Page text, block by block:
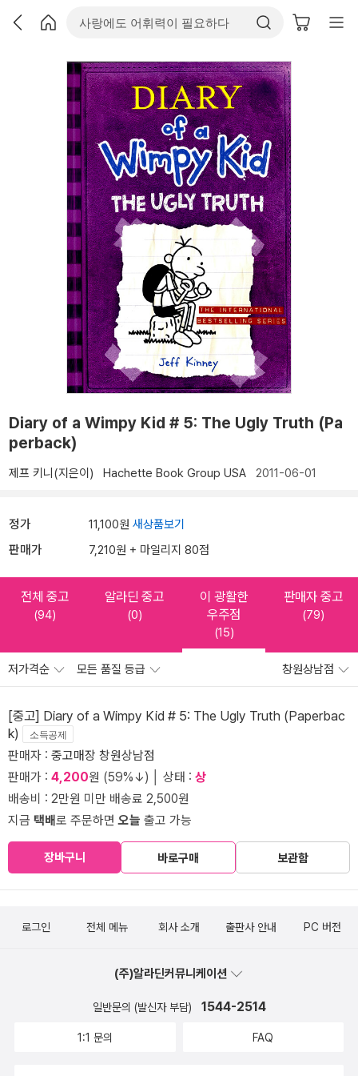
Diary of a Wimpy Kid # 5: The Ugly Truth (Pa
perback)
제프 키니(지은이) Hachette Book Group USA 2011-06-01
정가 11,100원 새상품보기
판매가 7,210원 + 마일리지 80점
전체 중고
(94)
알라딘 중고
(0)
이 광활한
우주점
(15)
판매자 중고
(79)
저가격순 모든 품질 등급 창원상남점
[중고] Diary of a Wimpy Kid # 5: The Ugly Truth (Paperbac
k)
소득공제
판매자 : 중고매장 창원상남점
판매가 : 4,200원 (59%↓) │ 상태 : 상
배송비 : 2만원 미만 배송료 2,500원
지금 택배로 주문하면오늘 출고 가능
장바구니 바로구매 보관함
로그인 전체 메뉴 회사 소개 출판사 안내 PC 버전
(주)알라딘커뮤니케이션
일반문의 (발신자 부담) 1544-2514
1:1 문의 FAQ